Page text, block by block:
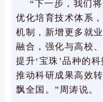
“下一步，我们
优化培育技术体系
机制，新增更多就
融合，强化与高校
提升‘宝珠’品种的
推动科研成果高效
飘全国。”周涛说。